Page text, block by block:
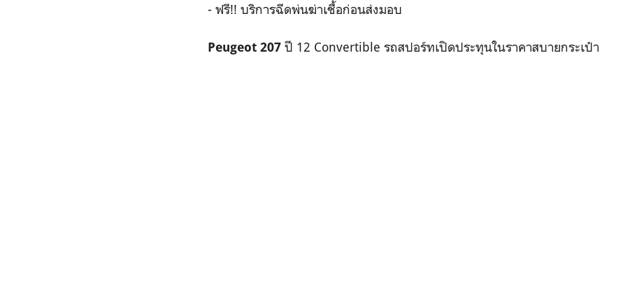
- ฟรี!! บริการฉีดพ่นฆ่าเชื้อก่อนส่งมอบ
Peugeot 207 ปี 12 Convertible รถสปอร์ทเปิดประทุนในราคาสบายกระเป๋า